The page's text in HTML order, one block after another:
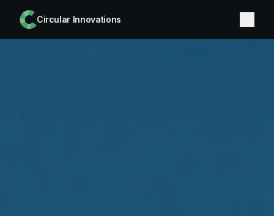
Circular Innovations